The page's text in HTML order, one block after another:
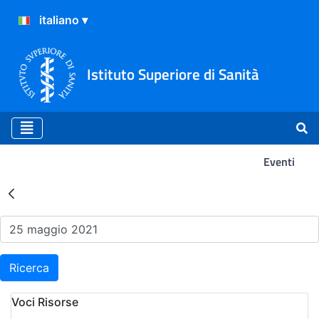
Istituto Superiore di Sanità
Eventi
Risultati della Ricerca -
Ricerca
Voci Risorse